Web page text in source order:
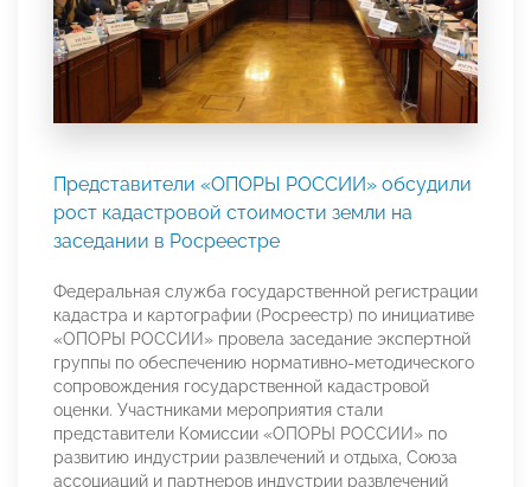
Представители «ОПОРЫ РОССИИ» обсудили
рост кадастровой стоимости земли на
заседании в Росреестре
Федеральная служба государственной регистрации
кадастра и картографии (Росреестр) по инициативе
«ОПОРЫ РОССИИ» провела заседание экспертной
группы по обеспечению нормативно-методического
сопровождения государственной кадастровой
оценки. Участниками мероприятия стали
представители Комиссии «ОПОРЫ РОССИИ» по
развитию индустрии развлечений и отдыха, Союза
ассоциаций и партнеров индустрии развлечений